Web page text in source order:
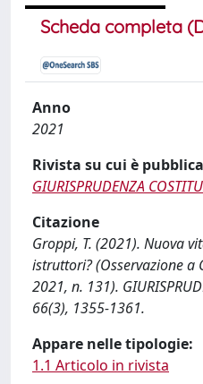
Scheda completa
Anno
2021
Rivista su cui è
GIURISPRUDENZA
Citazione
Groppi, T. (2021). Nuova
istruttori? (Osservazione a
2021, n. 131).
66(3), 1355-1361.
Appare nelle tipologie:
1.1 Articolo in rivista